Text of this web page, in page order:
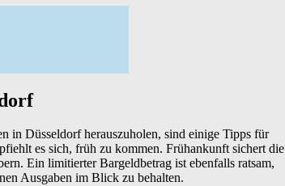
in Düsseldorf herauszuholen, sind einige Tipps für
es sich, früh zu kommen. Frühankunft sichert die
Ein limitierter Bargeldbetrag ist ebenfalls ratsam,
Ausgaben im Blick zu behalten.